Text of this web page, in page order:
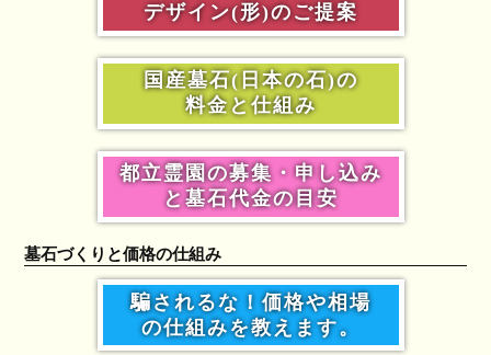
デザイン(形)のご提案
国産墓石(日本の石)の
料金と仕組み
都立霊園の募集・申し込み
と墓石代金の目安
墓石づくりと価格の仕組み
騙されるな！価格や相場
の仕組みを教えます。